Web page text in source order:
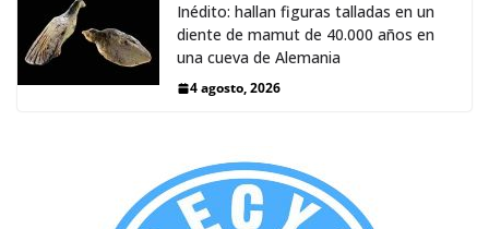
Inédito: hallan figuras talladas en un
diente de mamut de 40.000 años en
una cueva de Alemania
4 agosto, 2026